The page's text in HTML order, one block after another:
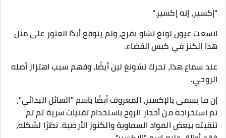
"إكسير، إنه إكسير."
اتسعت عيون لونغ تشاو بفرح، ولم يتوقع أبدًا العثور على مثل
هذا الكنز في كيس الفضاء.
عند سماع هذا، تحرك تشونغ لين أيضًا، وفهم سبب اهتزاز أصله
الروحي.
إن ما يسمى بالإكسير، المعروف أيضًا باسم "السائل البدائي"،
تم استخراجه من أحجار الروح باستخدام تقنيات سرية ثم تم
تنقيته ببعض المواد السماوية والكنوز الأرضية. نظرًا لشكله،